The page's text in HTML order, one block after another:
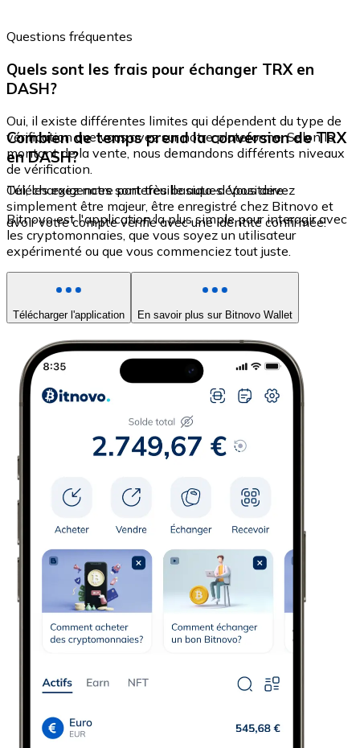
Questions fréquentes
Quels sont les frais pour échanger TRX en
DASH?
Oui, il existe différentes limites qui dépendent du type de
vérification que vous avez sur notre plateforme. Selon le
montant de la vente, nous demandons différents niveaux
de vérification.
Combien de temps prend la conversion de TRX
en DASH?
Oui, les exigences sont très basiques. Vous devez
simplement être majeur, être enregistré chez Bitnovo et
avoir votre compte vérifié avec une identité confirmée.
Téléchargez notre portefeuille auto-dépositaire
Bitnovo est l'application la plus simple pour interagir avec
les cryptomonnaies, que vous soyez un utilisateur
expérimenté ou que vous commenciez tout juste.
Télécharger l'application En savoir plus sur Bitnovo Wallet